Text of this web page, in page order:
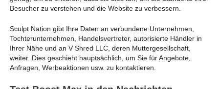
Besucher zu verstehen und die Website zu verbessern.
Sculpt Nation gibt Ihre Daten an verbundene Unternehmen,
Tochterunternehmen, Handelsvertreter, autorisierte Händler in
Ihrer Nähe und an V Shred LLC, deren Muttergesellschaft,
weiter. Dies geschieht hauptsächlich, um Sie für Angebote,
Anfragen, Werbeaktionen usw. zu kontaktieren.